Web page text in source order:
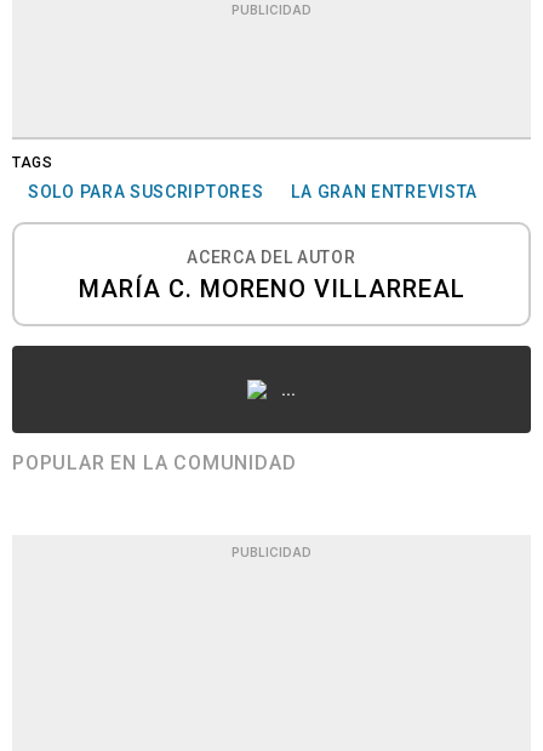
PUBLICIDAD
TAGS
SOLO PARA SUSCRIPTORES LA GRAN ENTREVISTA
ACERCA DEL AUTOR
MARÍA C. MORENO VILLARREAL
...
POPULAR EN LA COMUNIDAD
PUBLICIDAD